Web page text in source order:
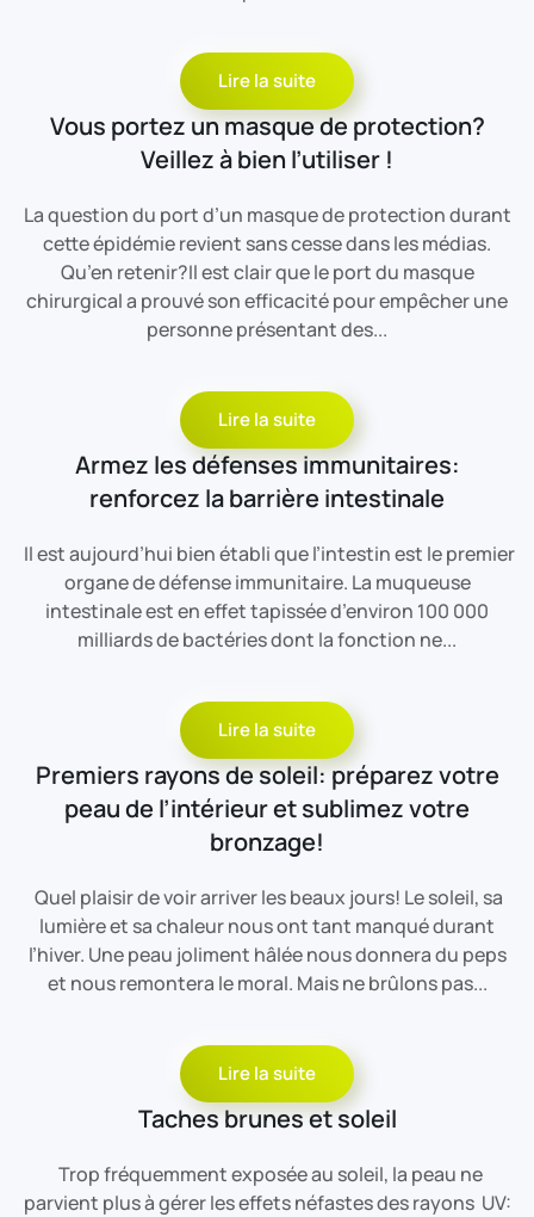
Lire la suite
Vous portez un masque de protection?
Veillez à bien l’utiliser !
La question du port d’un masque de protection durant
cette épidémie revient sans cesse dans les médias.
Qu’en retenir?Il est clair que le port du masque
chirurgical a prouvé son efficacité pour empêcher une
personne présentant des...
Lire la suite
Armez les défenses immunitaires:
renforcez la barrière intestinale
Il est aujourd’hui bien établi que l’intestin est le premier
organe de défense immunitaire. La muqueuse
intestinale est en effet tapissée d’environ 100 000
milliards de bactéries dont la fonction ne...
Lire la suite
Premiers rayons de soleil: préparez votre
peau de l’intérieur et sublimez votre
bronzage!
Quel plaisir de voir arriver les beaux jours! Le soleil, sa
lumière et sa chaleur nous ont tant manqué durant
l’hiver. Une peau joliment hâlée nous donnera du peps
et nous remontera le moral. Mais ne brûlons pas...
Lire la suite
Taches brunes et soleil
Trop fréquemment exposée au soleil, la peau ne
parvient plus à gérer les effets néfastes des rayons UV: